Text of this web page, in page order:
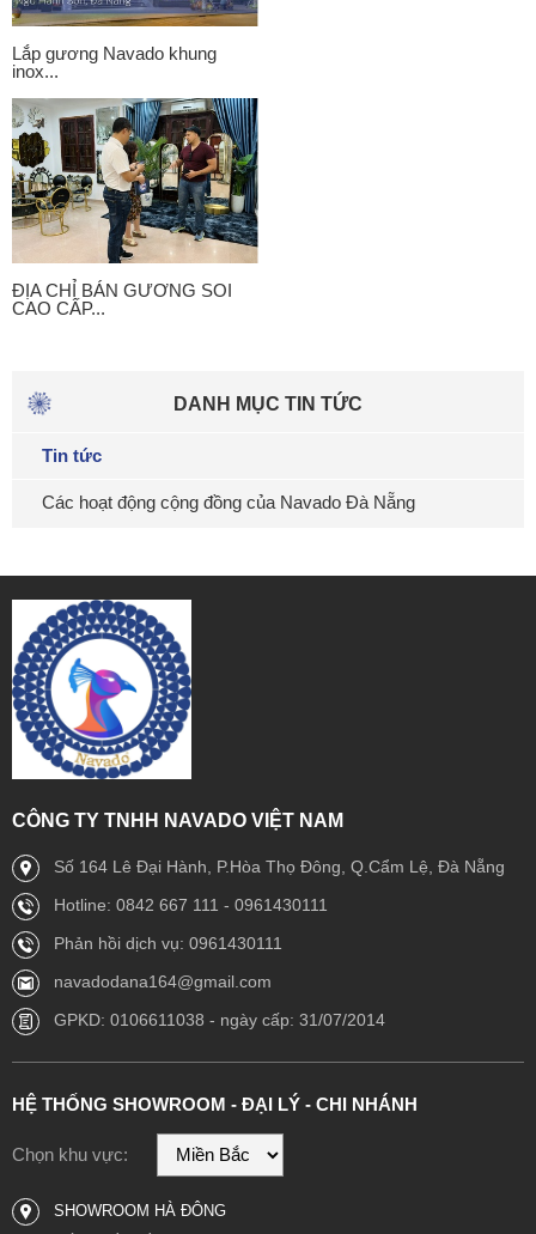
Lắp gương Navado khung
inox...
ĐỊA CHỈ BÁN GƯƠNG SOI
CAO CẤP...
DANH MỤC TIN TỨC
Tin tức
Các hoạt động cộng đồng của Navado Đà Nẵng
CÔNG TY TNHH NAVADO VIỆT NAM
Số 164 Lê Đại Hành, P.Hòa Thọ Đông, Q.Cẩm Lệ, Đà Nẵng
Hotline: 0842 667 111 - 0961430111
Phản hồi dịch vụ: 0961430111
navadodana164@gmail.com
GPKD: 0106611038 - ngày cấp: 31/07/2014
HỆ THỐNG SHOWROOM - ĐẠI LÝ - CHI NHÁNH
Chọn khu vực:
SHOWROOM HÀ ĐÔNG